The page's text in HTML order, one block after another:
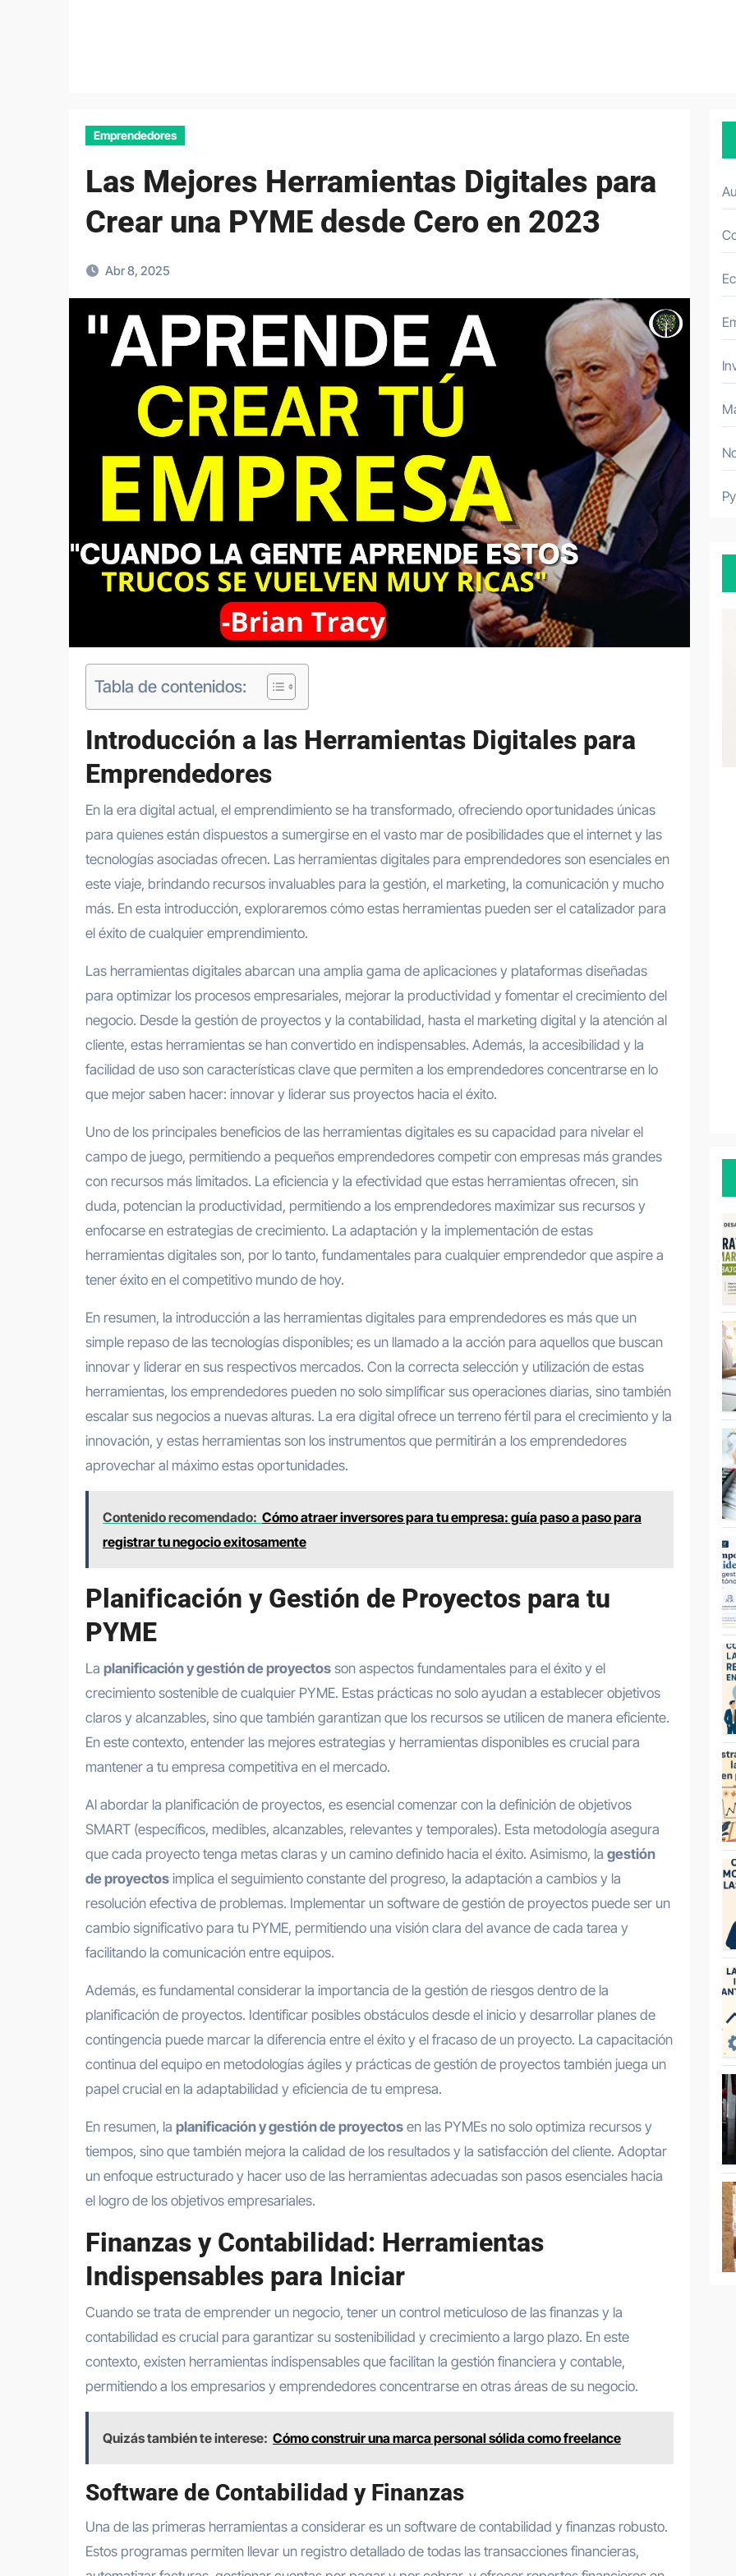
Emprendedores
Las Mejores Herramientas Digitales para
Crear una PYME desde Cero en 2023
Abr 8, 2025
Tabla de contenidos:
Introducción a las Herramientas Digitales para
Emprendedores
En la era digital actual, el emprendimiento se ha transformado, ofreciendo oportunidades únicas
para quienes están dispuestos a sumergirse en el vasto mar de posibilidades que el internet y las
tecnologías asociadas ofrecen. Las herramientas digitales para emprendedores son esenciales en
este viaje, brindando recursos invaluables para la gestión, el marketing, la comunicación y mucho
más. En esta introducción, exploraremos cómo estas herramientas pueden ser el catalizador para
el éxito de cualquier emprendimiento.
Las herramientas digitales abarcan una amplia gama de aplicaciones y plataformas diseñadas
para optimizar los procesos empresariales, mejorar la productividad y fomentar el crecimiento del
negocio. Desde la gestión de proyectos y la contabilidad, hasta el marketing digital y la atención al
cliente, estas herramientas se han convertido en indispensables. Además, la accesibilidad y la
facilidad de uso son características clave que permiten a los emprendedores concentrarse en lo
que mejor saben hacer: innovar y liderar sus proyectos hacia el éxito.
Uno de los principales beneficios de las herramientas digitales es su capacidad para nivelar el
campo de juego, permitiendo a pequeños emprendedores competir con empresas más grandes
con recursos más limitados. La eficiencia y la efectividad que estas herramientas ofrecen, sin
duda, potencian la productividad, permitiendo a los emprendedores maximizar sus recursos y
enfocarse en estrategias de crecimiento. La adaptación y la implementación de estas
herramientas digitales son, por lo tanto, fundamentales para cualquier emprendedor que aspire a
tener éxito en el competitivo mundo de hoy.
En resumen, la introducción a las herramientas digitales para emprendedores es más que un
simple repaso de las tecnologías disponibles; es un llamado a la acción para aquellos que buscan
innovar y liderar en sus respectivos mercados. Con la correcta selección y utilización de estas
herramientas, los emprendedores pueden no solo simplificar sus operaciones diarias, sino también
escalar sus negocios a nuevas alturas. La era digital ofrece un terreno fértil para el crecimiento y la
innovación, y estas herramientas son los instrumentos que permitirán a los emprendedores
aprovechar al máximo estas oportunidades.
Contenido recomendado: Cómo atraer inversores para tu empresa: guía paso a paso para
registrar tu negocio exitosamente
Planificación y Gestión de Proyectos para tu
PYME
La planificación y gestión de proyectos son aspectos fundamentales para el éxito y el
crecimiento sostenible de cualquier PYME. Estas prácticas no solo ayudan a establecer objetivos
claros y alcanzables, sino que también garantizan que los recursos se utilicen de manera eficiente.
En este contexto, entender las mejores estrategias y herramientas disponibles es crucial para
mantener a tu empresa competitiva en el mercado.
Al abordar la planificación de proyectos, es esencial comenzar con la definición de objetivos
SMART (específicos, medibles, alcanzables, relevantes y temporales). Esta metodología asegura
que cada proyecto tenga metas claras y un camino definido hacia el éxito. Asimismo, la gestión
de proyectos implica el seguimiento constante del progreso, la adaptación a cambios y la
resolución efectiva de problemas. Implementar un software de gestión de proyectos puede ser un
cambio significativo para tu PYME, permitiendo una visión clara del avance de cada tarea y
facilitando la comunicación entre equipos.
Además, es fundamental considerar la importancia de la gestión de riesgos dentro de la
planificación de proyectos. Identificar posibles obstáculos desde el inicio y desarrollar planes de
contingencia puede marcar la diferencia entre el éxito y el fracaso de un proyecto. La capacitación
continua del equipo en metodologías ágiles y prácticas de gestión de proyectos también juega un
papel crucial en la adaptabilidad y eficiencia de tu empresa.
En resumen, la planificación y gestión de proyectos en las PYMEs no solo optimiza recursos y
tiempos, sino que también mejora la calidad de los resultados y la satisfacción del cliente. Adoptar
un enfoque estructurado y hacer uso de las herramientas adecuadas son pasos esenciales hacia
el logro de los objetivos empresariales.
Finanzas y Contabilidad: Herramientas
Indispensables para Iniciar
Cuando se trata de emprender un negocio, tener un control meticuloso de las finanzas y la
contabilidad es crucial para garantizar su sostenibilidad y crecimiento a largo plazo. En este
contexto, existen herramientas indispensables que facilitan la gestión financiera y contable,
permitiendo a los empresarios y emprendedores concentrarse en otras áreas de su negocio.
Quizás también te interese: Cómo construir una marca personal sólida como freelance
Software de Contabilidad y Finanzas
Una de las primeras herramientas a considerar es un software de contabilidad y finanzas robusto.
Estos programas permiten llevar un registro detallado de todas las transacciones financieras,
Inversion
La gestión del régimen especial
tributario facilita la llegada de
personal especializado
Ago 4, 2026
Cuánto cuesta iniciar y cómo
elegir el mejor nicho para
emprender
Ago 7, 2026